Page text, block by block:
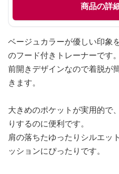
商品の詳
ベージュカラーが優しい印象
のフード付きトレーナーです。
前開きデザインなので着脱が
きます。
大きめのポケットが実用的で
りするのに便利です。
肩の落ちたゆったりシルエッ
ッションにぴったりです。